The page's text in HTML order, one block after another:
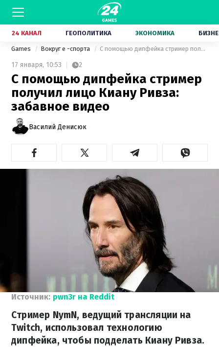
24 КАНАЛ ГЕОПОЛИТИКА ЭКОНОМИКА
Games Вокруг е -спорта С помощью дипфейка стример получил лицо Киану Ривза: забавное видео
17 января, 10:53 2
С помощью дипфейка стример
получил лицо Киану Ривза:
забавное видео
Василий Денисюк
Источник: pwn3r на Reddit
Стример NymN, ведущий трансляции на
Twitch, использовал технологию
дипфейка, чтобы подделать Киану Ривза.